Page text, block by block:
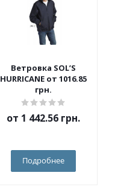
Ветровка SOL’S
HURRICANE от 1016.85
грн.
от 1 442.56 грн.
Подробнее